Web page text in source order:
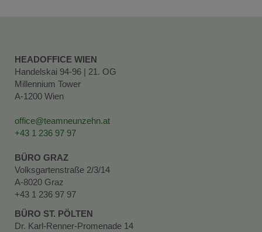
HEADOFFICE WIEN
Handelskai 94-96 | 21. OG
Millennium Tower
A-1200 Wien
office@teamneunzehn.at
+43 1 236 97 97
BÜRO GRAZ
Volksgartenstraße 2/3/14
A-8020 Graz
+43 1 236 97 97
BÜRO ST. PÖLTEN
Dr. Karl-Renner-Promenade 14